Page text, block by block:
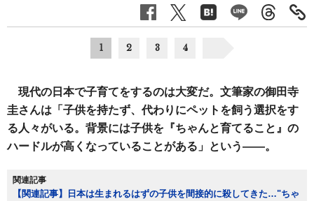
1 2 3 4
現代の日本で子育てをするのは大変だ。文筆家の御田寺
圭さんは「子供を持たず、代わりにペットを飼う選択をす
る人々がいる。背景には子供を『ちゃんと育てること』の
ハードルが高くなっていることがある」という――。
関連記事
【関連記事】日本は生まれるはずの子供を間接的に殺してきた…"ちゃ